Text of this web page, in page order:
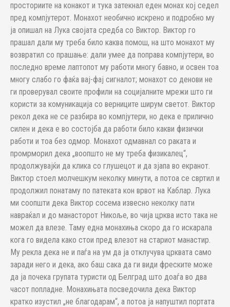
просториите на конакот и тука затекнал еден монах кој седел
пред компјутерот. Монахот необично искрено и подробно му
ја опишал на Лука својата средба со Виктор. Виктор го
прашал дали му треба било каква помош, на што монахот му
возвратил со прашање: дали умее да поправа компјутери, во
последно време лаптопот му работи многу бавно, и освен тоа
многу слабо го фаќа вај-фај сигналот; монахот со денови не
ги проверувал своите профили на социјалните мрежи што ги
користи за комуникација со верниците ширум светот. Виктор
рекол дека не се разбира во компјутери, но дека е прилично
силен и дека е во состојба да работи било какви физички
работи и тоа без одмор. Монахот одмавнал со раката и
промрморил дека „воопшто не му треба физикалец“,
продолжувајќи да клика со глушецот и да зјапа во екранот.
Виктор стоел молчешкум неколку минути, а потоа се свртил и
продолжил понатаму по патеката кон врвот на Каблар. Лука
ми соопшти дека Виктор сосема извесно неколку пати
навраќал и до манасторот Никоље, во чија црква исто така не
можел да влезе. Таму една монахиња скоро да го искарала
кога го видела како стои пред влезот на стариот манастир.
Му рекла дека не и паѓа на ум да ја отклучува црквата само
заради него и дека, ако баш сака да ги види фреските може
да ја почека групата туристи од Белград што доаѓа во два
часот попладне. Монахињата посведочила дека Виктор
кратко изустил „не благодарам“, а потоа ја напуштил портата